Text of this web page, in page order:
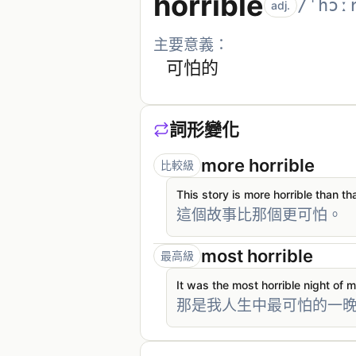
adj. /
主要意義：
可怕的
詞形變化
比較級 more horrible
This story is more horrible than
這個故事比那個更可怕。
最高級 most horrible
It was the most horrible night of
那是我人生中最可怕的一